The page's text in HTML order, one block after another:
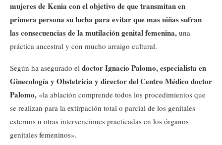
mujeres de Kenia con el objetivo de que transmitan en
primera persona su lucha para evitar que mas niñas sufran
las consecuencias de la mutilación genital femenina, una
práctica ancestral y con mucho arraigo cultural.
Según ha asegurado el doctor Ignacio Palomo, especialista en
Ginecología y Obstetricia y director del Centro Médico doctor
Palomo, «la ablación comprende todos los procedimientos que
se realizan para la extirpación total o parcial de los genitales
externos u otras intervenciones practicadas en los órganos
genitales femeninos».